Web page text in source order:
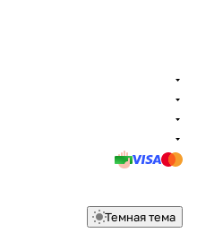
Темная тема